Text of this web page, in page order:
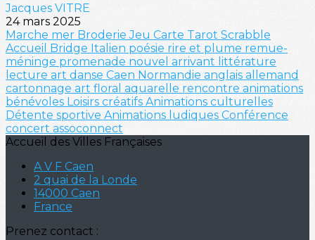
Jacques VITRE
24 mars 2025
Marche mer BroderieJeu Carte Tarot Scrabble
Accueil Bridge Italien poésie rire et plume remue-
méninge promenade nouvel arrivant littérature
lecture art danse Caen Normandie anglais allemand
cartonnage art floral aquarelle rencontre animations
bénévoles Loisirs créatifs Animations culturelles
Détente sportive Animations ludiques Conférence
concert assoconnect
Accueil des Villes Françaises
A V F Caen
2 quai de la Londe
14000 Caen
France
Prenez contact :